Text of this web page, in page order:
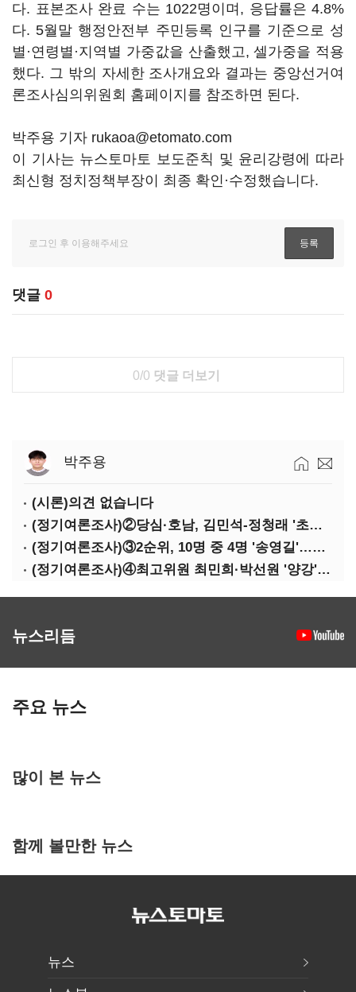
다. 표본조사 완료 수는 1022명이며, 응답률은 4.8%
다. 5월말 행정안전부 주민등록 인구를 기준으로 성
별·연령별·지역별 가중값을 산출했고, 셀가중을 적용
했다. 그 밖의 자세한 조사개요와 결과는 중앙선거여
론조사심의위원회 홈페이지를 참조하면 된다.
박주용 기자 rukaoa@etomato.com
이 기사는 뉴스토마토 보도준칙 및 윤리강령에 따라
최신형 정치정책부장이 최종 확인·수정했습니다.
댓글 0
0/0 댓글 더보기
박주용
(시론)의견 없습니다
(정기여론조사)②당심·호남, 김민석-정청래 '초접전'
(정기여론조사)③2순위, 10명 중 4명 '송영길'…정청래 '한 자릿수'
(정기여론조사)④최고위원 최민희·박선원 '양강'…서미화·이성윤·임미애 뒤이어
뉴스리듬
주요 뉴스
많이 본 뉴스
함께 볼만한 뉴스
뉴스